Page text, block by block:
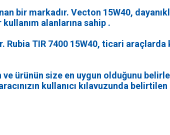
bir markadır. Vecton 15W40,
alanlarına sahip .
TIR 7400 15W40, ticari araçlarda
ürünün size en uygun olduğunu
kullanıcı kılavuzunda belirtilen